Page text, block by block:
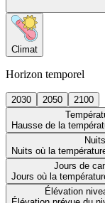
Climat
Horizon temporel
2030 2050
2100
Hausse de la
Nuits où la
Jours de
Jours où la
Élévation